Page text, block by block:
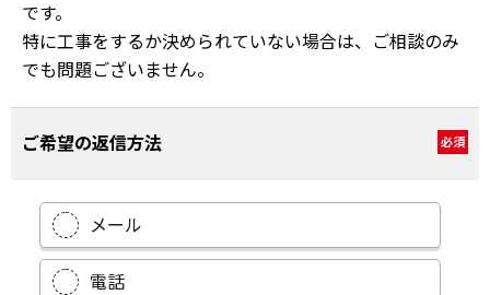
です。
特に工事をするか決められていない場合は、ご相談のみ
でも問題ございません。
ご希望の返信方法 必須
メール
電話